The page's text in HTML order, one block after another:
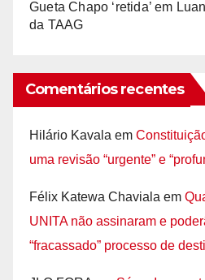
Gueta Chapo ‘retida’ em
da TAAG
Comentários recentes
Hilário Kavala em
uma revisão “urgente” e
Félix Katewa Chaviala em
UNITA não assinaram e
“fracassado” processo de